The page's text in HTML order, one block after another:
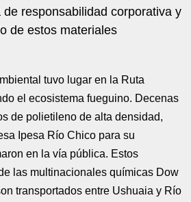
responsabilidad corporativa y
de estos materiales
tuvo lugar en la Ruta
el ecosistema fueguino. Decenas
de polietileno de alta densidad,
Ipesa Río Chico para su
en la vía pública. Estos
las multinacionales químicas Dow
transportados entre Ushuaia y Río